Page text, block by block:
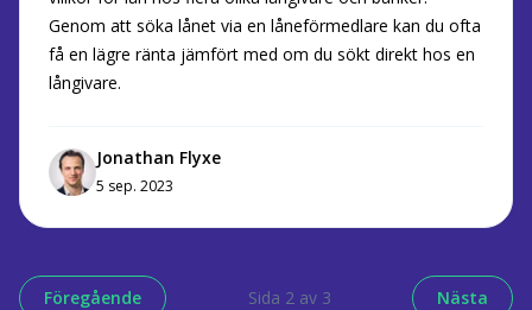
Genom att söka lånet via en låneförmedlare kan du ofta
få en lägre ränta jämfört med om du sökt direkt hos en
långivare.
Jonathan Flyxe
5 sep. 2023
Föregående Sida 2 av 3 Nästa